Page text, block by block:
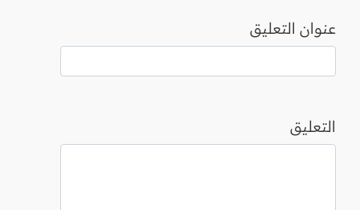
عنوان التعليق
التعليق